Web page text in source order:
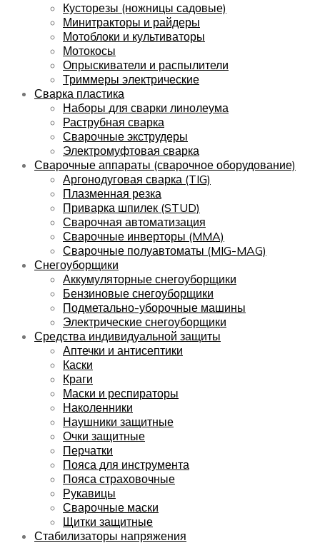
Кусторезы (ножницы садовые)
Минитракторы и райдеры
Мотоблоки и культиваторы
Мотокосы
Опрыскиватели и распылители
Триммеры электрические
Сварка пластика
Наборы для сварки линолеума
Раструбная сварка
Сварочные экструдеры
Электромуфтовая сварка
Сварочные аппараты (сварочное оборудование)
Аргонодуговая сварка (TIG)
Плазменная резка
Приварка шпилек (STUD)
Сварочная автоматизация
Сварочные инверторы (MMA)
Сварочные полуавтоматы (MIG-MAG)
Снегоуборщики
Аккумуляторные снегоуборщики
Бензиновые снегоуборщики
Подметально-уборочные машины
Электрические снегоуборщики
Средства индивидуальной защиты
Аптечки и антисептики
Каски
Краги
Маски и респираторы
Наколенники
Наушники защитные
Очки защитные
Перчатки
Пояса для инструмента
Пояса страховочные
Рукавицы
Сварочные маски
Щитки защитные
Стабилизаторы напряжения